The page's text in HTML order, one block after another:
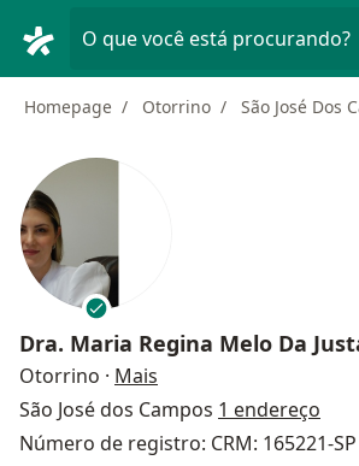
O que você está procurando?
Homepage Otorrino São José Dos
Dra. Maria Regina Melo Da
Otorrino · Mais
São José dos Campos 1 endereço
Número de registro: CRM: 165221-SP